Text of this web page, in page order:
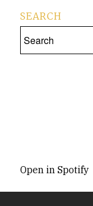
SEARCH
Open in Spotify